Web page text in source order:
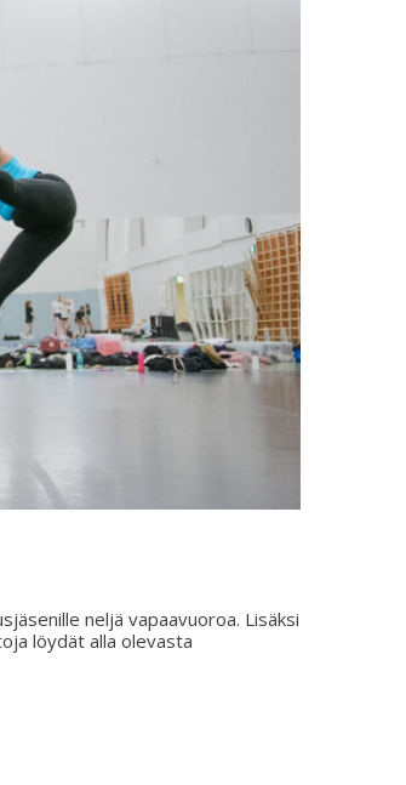
neljä vapaavuoroa. Lisäksi
löydät alla olevasta